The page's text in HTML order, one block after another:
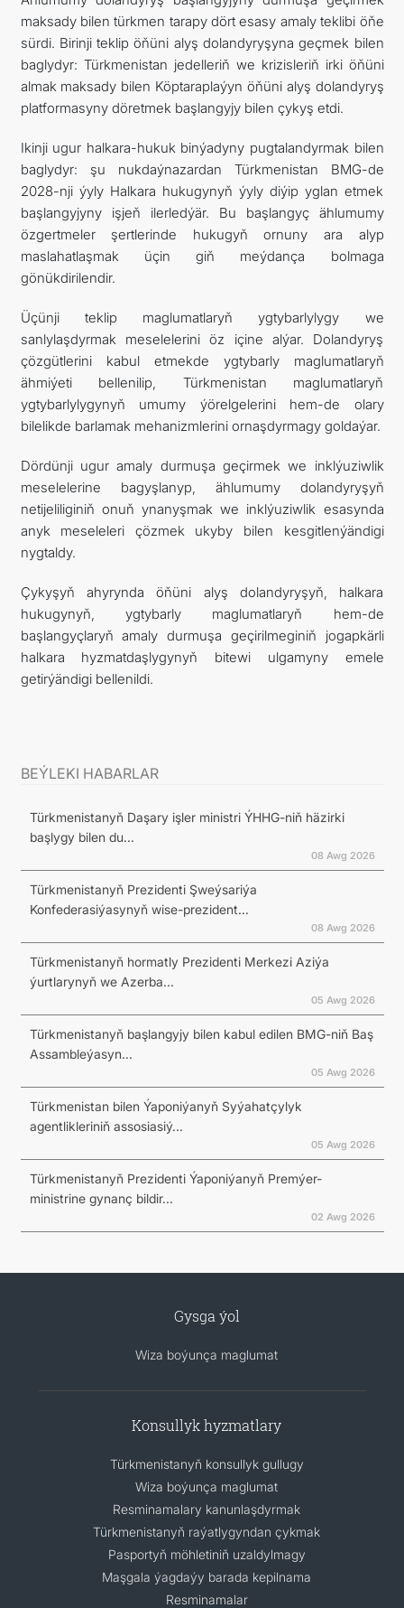
maksady bilen türkmen tarapy dört esasy amaly teklibi öňe
sürdi. Birinji teklip öňüni alyş dolandyryşyna geçmek bilen
baglydyr: Türkmenistan jedelleriň we krizisleriň irki öňüni
almak maksady bilen Köptaraplaýyn öňüni alyş dolandyryş
platformasyny döretmek başlangyjy bilen çykyş etdi.
Ikinji ugur halkara-hukuk binýadyny pugtalandyrmak bilen
baglydyr: şu nukdaýnazardan Türkmenistan BMG-de
2028-nji ýyly Halkara hukugynyň ýyly diýip yglan etmek
başlangyjyny işjeň ilerledýär. Bu başlangyç ählumumy
özgertmeler şertlerinde hukugyň ornuny ara alyp
maslahatlaşmak üçin giň meýdança bolmaga
gönükdirilendir.
Üçünji teklip maglumatlaryň ygtybarlylygy we
sanlylaşdyrmak meselelerini öz içine alýar. Dolandyryş
çözgütlerini kabul etmekde ygtybarly maglumatlaryň
ähmiýeti bellenilip, Türkmenistan maglumatlaryň
ygtybarlylygynyň umumy ýörelgelerini hem-de olary
bilelikde barlamak mehanizmlerini ornaşdyrmagy goldaýar.
Dördünji ugur amaly durmuşa geçirmek we inklýuziwlik
meselelerine bagyşlanyp, ählumumy dolandyryşyň
netijeliliginiň onuň ynanyşmak we inklýuziwlik esasynda
anyk meseleleri çözmek ukyby bilen kesgitlenýändigi
nygtaldy.
Çykyşyň ahyrynda öňüni alyş dolandyryşyň, halkara
hukugynyň, ygtybarly maglumatlaryň hem-de
başlangyçlaryň amaly durmuşa geçirilmeginiň jogapkärli
halkara hyzmatdaşlygynyň bitewi ulgamyny emele
getirýändigi bellenildi.
BEÝLEKI HABARLAR
Türkmenistanyň Daşary işler ministri ÝHHG-niň häzirki
başlygy bilen du...
08 Awg 2026
Türkmenistanyň Prezidenti Şweýsariýa
Konfederasiýasynyň wise-prezident...
08 Awg 2026
Türkmenistanyň hormatly Prezidenti Merkezi Aziýa
ýurtlarynyň we Azerba...
05 Awg 2026
Türkmenistanyň başlangyjy bilen kabul edilen BMG-niň Baş
Assambleýasyn...
05 Awg 2026
Türkmenistan bilen Ýaponiýanyň Syýahatçylyk
agentlikleriniň assosiasiý...
05 Awg 2026
Türkmenistanyň Prezidenti Ýaponiýanyň Premýer-
ministrine gynanç bildir...
02 Awg 2026
Gysga ýol
Wiza boýunça maglumat
Konsullyk hyzmatlary
Türkmenistanyň konsullyk gullugy
Wiza boýunça maglumat
Resminamalary kanunlaşdyrmak
Türkmenistanyň raýatlygyndan çykmak
Pasportyň möhletiniň uzaldylmagy
Maşgala ýagdaýy barada kepilnama
Resminamalar